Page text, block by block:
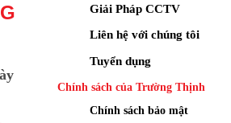
Giải Pháp CCTV
Liên hệ với chúng tôi
Tuyển dụng
Chính sách của Trường Thịnh
Chính sách bảo mật